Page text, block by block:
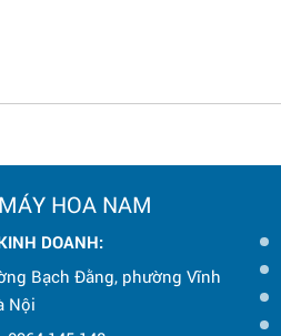
HOA NAM
DOANH:
Bạch Đằng, phường Vĩnh
Nội